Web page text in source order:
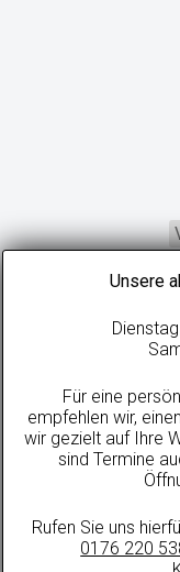
©
Unsere
Für eine
empfehlen wir,
wir gezielt auf Ihre
sind Termine
Rufen Sie uns
0176 220